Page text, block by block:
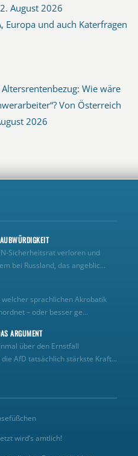
2. August 2026
Europa und auch Katerfragen
Wie wäre
Von Österreich
2026
verloren und
bei Russland, das angeblic...
sprachlichen Akrobatik
– oder besser ge...
ARGUMENT
über den Ernstfall
AfD tatsächlich stärkste Kraft...
wird’s amtlich!